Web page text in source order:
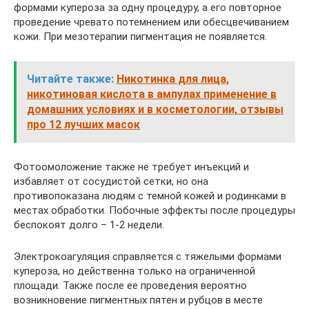
формами купероза за одну процедуру, а его повторное
проведение чревато потемнением или обесцвечиванием
кожи. При мезотерапии пигментация не появляется.
Читайте также: Никотинка для лица,
никотиновая кислота в ампулах применение в
домашних условиях и в косметологии, отзывы
про 12 лучших масок
Фотоомоложение также не требует инъекций и
избавляет от сосудистой сетки, но она
противопоказана людям с темной кожей и родинками в
местах обработки. Побочные эффекты после процедуры
беспокоят долго – 1-2 недели.
Электрокоагуляция справляется с тяжелыми формами
купероза, но действенна только на ограниченной
площади. Также после ее проведения вероятно
возникновение пигментных пятен и рубцов в месте